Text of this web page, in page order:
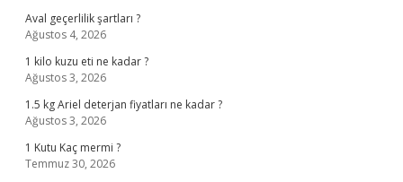
Aval geçerlilik şartları ?
Ağustos 4, 2026
1 kilo kuzu eti ne kadar ?
Ağustos 3, 2026
1.5 kg Ariel deterjan fiyatları ne kadar ?
Ağustos 3, 2026
1 Kutu Kaç mermi ?
Temmuz 30, 2026